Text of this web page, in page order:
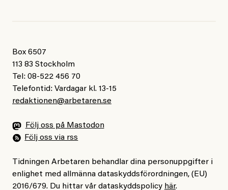
Box 6507
113 83 Stockholm
Tel: 08-522 456 70
Telefontid: Vardagar kl. 13-15
redaktionen@arbetaren.se
Följ oss på Mastodon
Följ oss via rss
Tidningen Arbetaren behandlar dina personuppgifter i
enlighet med allmänna dataskyddsförordningen, (EU)
2016/679. Du hittar vår dataskyddspolicy här.